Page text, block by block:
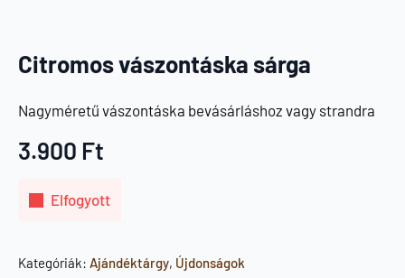
Citromos vászontáska sárga
Nagyméretű vászontáska bevásárláshoz vagy strandra
3.900 Ft
Elfogyott
Kategóriák: Ajándéktárgy, Újdonságok